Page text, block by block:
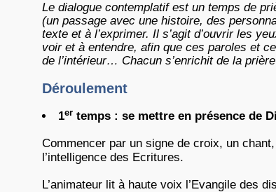
Le dialogue contemplatif est un temps de
(un passage avec une histoire, des
texte et à l’exprimer. Il s’agit d’ouvrir les
voir et à entendre, afin que ces paroles et
de l’intérieur… Chacun s’enrichit de la
Déroulement
1er temps : se mettre en présence de
Commencer par un signe de croix, un
l’intelligence des Ecritures.
L’animateur lit à haute voix l’Evangile des